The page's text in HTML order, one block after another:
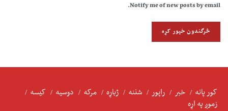
Notify me of new posts by email.
کور پانه خبر راپور شننه ژباړه مرکه دوسیه
کیسه
زموږ په اړه